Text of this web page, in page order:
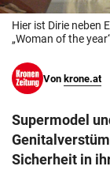
Hier ist Dirie neben
„Woman of the
Von krone.at
Supermodel
Sicherheit in